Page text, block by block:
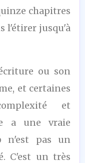
chapitres
l'étirer jusqu'à
ou son
et certaines
et
a une vraie
n'est pas un
C'est un très